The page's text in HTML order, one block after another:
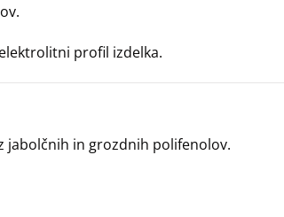
profil izdelka.
jabolčnih in grozdnih polifenolov.